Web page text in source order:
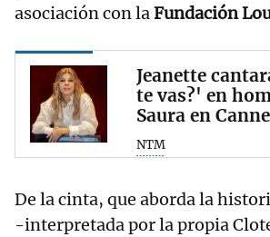
asociación con laFundación
Jeanette
te vas?' en
Saura en
NTM
De la cinta, que aborda la
-interpretada por la propia